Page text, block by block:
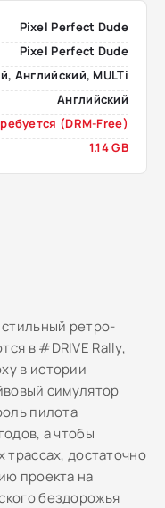
Pixel Perfect Dude
Pixel Perfect Dude
Английский, MULTi
Английский
(DRM-Free)
1.14 GB
ретро-
в #DRIVE Rally,
в истории
симулятор
пилота
а чтобы
достаточно
проекта на
бездорожья